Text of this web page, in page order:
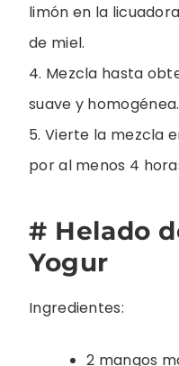
limón en la
de miel.
4. Mezcla hasta
suave y homogénea.
5. Vierte la mezcla
por al menos 4
# Helado
Yogur
Ingredientes:
2 mangos